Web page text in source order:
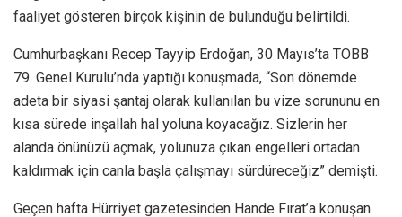
faaliyet gösteren birçok kişinin de bulunduğu belirtildi.
Cumhurbaşkanı Recep Tayyip Erdoğan, 30 Mayıs’ta TOBB
79. Genel Kurulu’nda yaptığı konuşmada, “Son dönemde
adeta bir siyasi şantaj olarak kullanılan bu vize sorununu en
kısa sürede inşallah hal yoluna koyacağız. Sizlerin her
alanda önünüzü açmak, yolunuza çıkan engelleri ortadan
kaldırmak için canla başla çalışmayı sürdüreceğiz” demişti.
Geçen hafta Hürriyet gazetesinden Hande Fırat’a konuşan